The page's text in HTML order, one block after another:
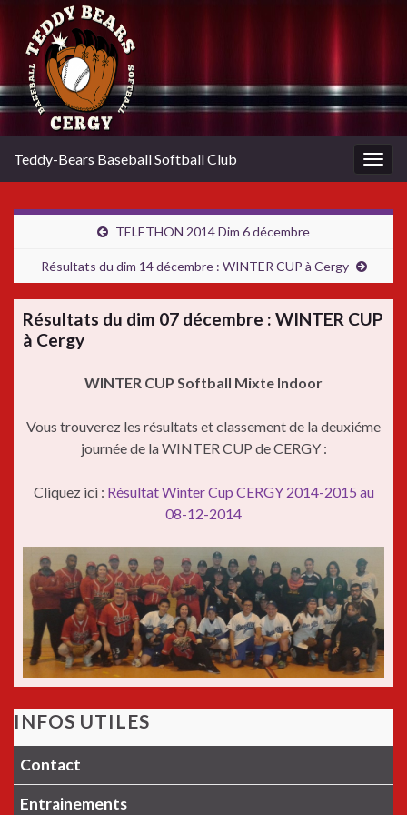
Teddy-Bears Baseball Softball Club
TELETHON 2014 Dim 6 décembre
Résultats du dim 14 décembre : WINTER CUP à Cergy
Résultats du dim 07 décembre : WINTER CUP
à Cergy
WINTER CUP Softball Mixte Indoor
Vous trouverez les résultats et classement de la deuxiéme
journée de la WINTER CUP de CERGY :
Cliquez ici : Résultat Winter Cup CERGY 2014-2015 au
08-12-2014
INFOS UTILES
Contact
Entrainements